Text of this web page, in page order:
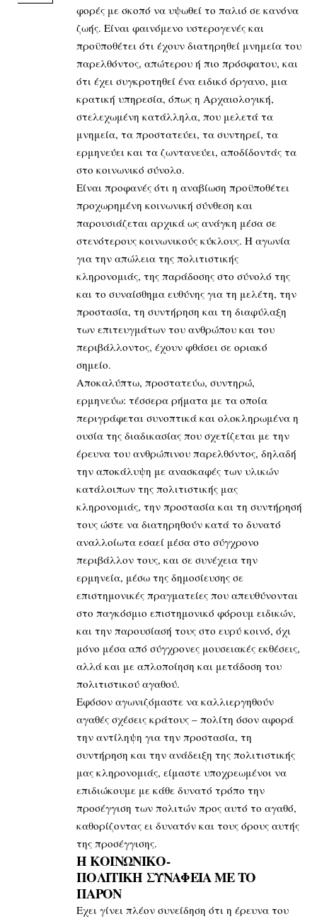
φορές με σκοπό να υψωθεί το παλιό σε κανόνα
ζωής. Είναι φαινόμενο υστερογενές και
προϋποθέτει ότι έχουν διατηρηθεί μνημεία του
παρελθόντος, απώτερου ή πιο πρόσφατου, και
ότι έχει συγκροτηθεί ένα ειδικό όργανο, μια
κρατική υπηρεσία, όπως η Αρχαιολογική,
στελεχωμένη κατάλληλα, που μελετά τα
μνημεία, τα προστατεύει, τα συντηρεί, τα
ερμηνεύει και τα ζωντανεύει, αποδίδοντάς τα
στο κοινωνικό σύνολο.
Είναι προφανές ότι η αναβίωση προϋποθέτει
προχωρημένη κοινωνική σύνθεση και
παρουσιάζεται αρχικά ως ανάγκη μέσα σε
στενότερους κοινωνικούς κύκλους. Η αγωνία
για την απώλεια της πολιτιστικής
κληρονομιάς, της παράδοσης στο σύνολό της
και το συναίσθημα ευθύνης για τη μελέτη, την
προστασία, τη συντήρηση και τη διαφύλαξη
των επιτευγμάτων του ανθρώπου και του
περιβάλλοντος, έχουν φθάσει σε οριακό
σημείο.
Αποκαλύπτω, προστατεύω, συντηρώ,
ερμηνεύω: τέσσερα ρήματα με τα οποία
περιγράφεται συνοπτικά και ολοκληρωμένα η
ουσία της διαδικασίας που σχετίζεται με την
έρευνα του ανθρώπινου παρελθόντος, δηλαδή
την αποκάλυψη με ανασκαφές των υλικών
κατάλοιπων της πολιτιστικής μας
κληρονομιάς, την προστασία και τη συντήρησή
τους ώστε να διατηρηθούν κατά το δυνατό
αναλλοίωτα εσαεί μέσα στο σύγχρονο
περιβάλλον τους, και σε συνέχεια την
ερμηνεία, μέσω της δημοσίευσης σε
επιστημονικές πραγματείες που απευθύνονται
στο παγκόσμιο επιστημονικό φόρουμ ειδικών,
και την παρουσίασή τους στο ευρύ κοινό, όχι
μόνο μέσα από σύγχρονες μουσειακές εκθέσεις,
αλλά και με απλοποίηση και μετάδοση του
πολιτιστικού αγαθού.
Εφόσον αγωνιζόμαστε να καλλιεργηθούν
αγαθές σχέσεις κράτους – πολίτη όσον αφορά
την αντίληψη για την προστασία, τη
συντήρηση και την ανάδειξη της πολιτιστικής
μας κληρονομιάς, είμαστε υποχρεωμένοι να
επιδιώκουμε με κάθε δυνατό τρόπο την
προσέγγιση των πολιτών προς αυτό το αγαθό,
καθορίζοντας ει δυνατόν και τους όρους αυτής
της προσέγγισης.
Η ΚΟΙΝΩΝΙΚΟ-
ΠΟΛΙΤΙΚΗΣΥΝΑΦΕΙΑ ΜΕ ΤΟ
ΠΑΡΟΝ
Εχει γίνει πλέον συνείδηση ότι η έρευνα του